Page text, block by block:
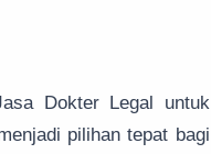
Dokter Legal untuk
pilihan tepat bagi